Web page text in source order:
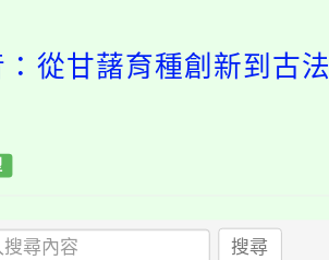
從甘藷育種創新到古
搜尋